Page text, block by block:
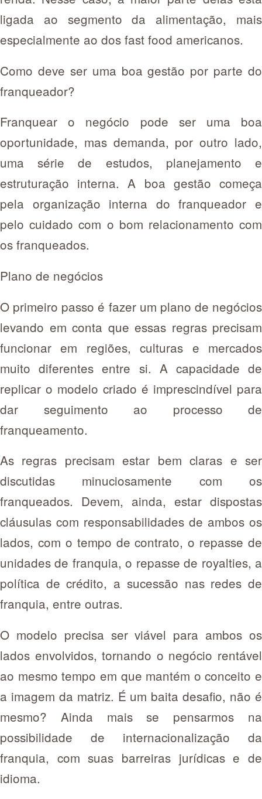
ligada ao segmento da alimentação, mais
especialmente ao dos fast food americanos.
Como deve ser uma boa gestão por parte do
franqueador?
Franquear o negócio pode ser uma boa
oportunidade, mas demanda, por outro lado,
uma série de estudos, planejamento e
estruturação interna. A boa gestão começa
pela organização interna do franqueador e
pelo cuidado com o bom relacionamento com
os franqueados.
Plano de negócios
O primeiro passo é fazer um plano de negócios
levando em conta que essas regras precisam
funcionar em regiões, culturas e mercados
muito diferentes entre si. A capacidade de
replicar o modelo criado é imprescindível para
dar seguimento ao processo de
franqueamento.
As regras precisam estar bem claras e ser
discutidas minuciosamente com os
franqueados. Devem, ainda, estar dispostas
cláusulas com responsabilidades de ambos os
lados, com o tempo de contrato, o repasse de
unidades de franquia, o repasse de royalties, a
política de crédito, a sucessão nas redes de
franquia, entre outras.
O modelo precisa ser viável para ambos os
lados envolvidos, tornando o negócio rentável
ao mesmo tempo em que mantém o conceito e
a imagem da matriz. É um baita desafio, não é
mesmo? Ainda mais se pensarmos na
possibilidade de internacionalização da
franquia, com suas barreiras jurídicas e de
idioma.